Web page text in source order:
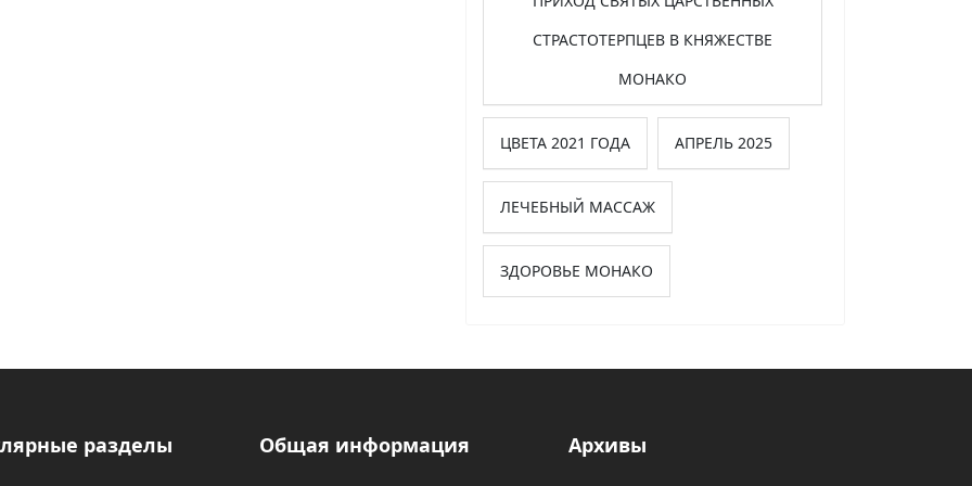
СТРАСТОТЕРПЦЕВ В КНЯЖЕСТВЕ
МОНАКО
ЦВЕТА 2021 ГОДА АПРЕЛЬ 2025
ЛЕЧЕБНЫЙ МАССАЖ
ЗДОРОВЬЕ МОНАКО
разделы Общая информация Архивы